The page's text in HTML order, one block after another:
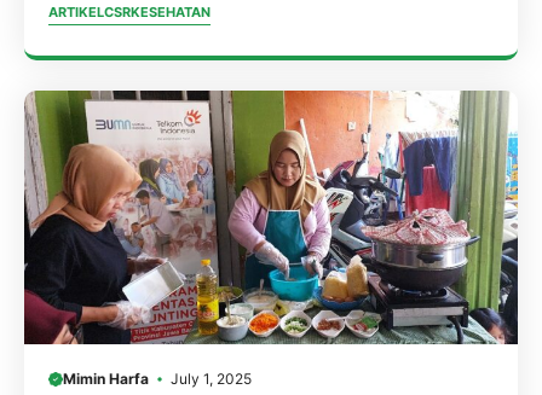
ARTIKELCSRKESEHATAN
Mimin Harfa July 1, 2025